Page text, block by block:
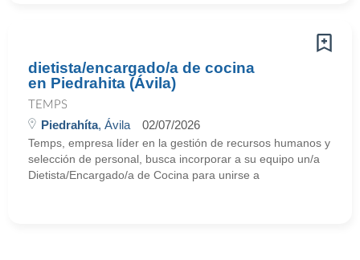
dietista/encargado/a de cocina
en Piedrahita (Ávila)
TEMPS
Piedrahíta, Ávila 02/07/2026
Temps, empresa líder en la gestión de recursos humanos y
selección de personal, busca incorporar a su equipo un/a
Dietista/Encargado/a de Cocina para unirse a